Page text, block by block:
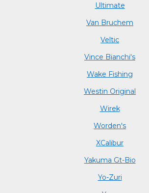
Ultimate
Van Bruchem
Veltic
Vince Bianchi's
Wake Fishing
Westin Original
Wirek
Worden's
XCalibur
Yakuma Gt-Bio
Yo-Zuri